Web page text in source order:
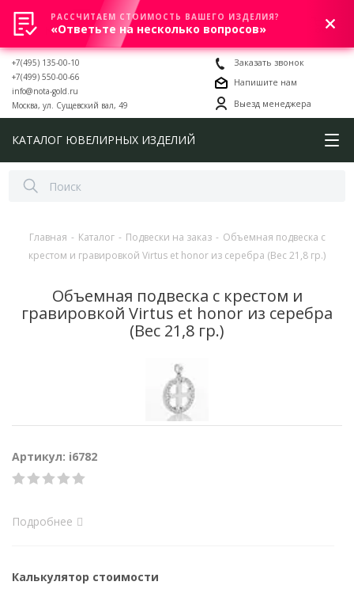
0
+7(495) 135-00-10
+7(499) 550-00-66
info@nota-gold.ru
Москва, ул. Сущевский вал, 49
Заказать звонок
Напишите нам
Выезд менеджера
КАТАЛОГ ЮВЕЛИРНЫХ ИЗДЕЛИЙ
Главная - Каталог - Подвески на заказ - Объемная подвеска с
крестом и гравировкой Virtus et honor из серебра (Вес 21,8 гр.)
Объемная подвеска с крестом и
гравировкой Virtus et honor из серебра
(Вес 21,8 гр.)
Артикул: i6782
Подробнее
Калькулятор стоимости
РАССЧИТАЕМ СТОИМОСТЬ ВАШЕГО ИЗДЕЛИЯ?
«Ответьте на несколько вопросов»